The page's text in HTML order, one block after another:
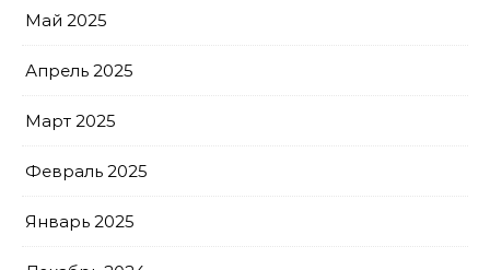
Май 2025
Апрель 2025
Март 2025
Февраль 2025
Январь 2025